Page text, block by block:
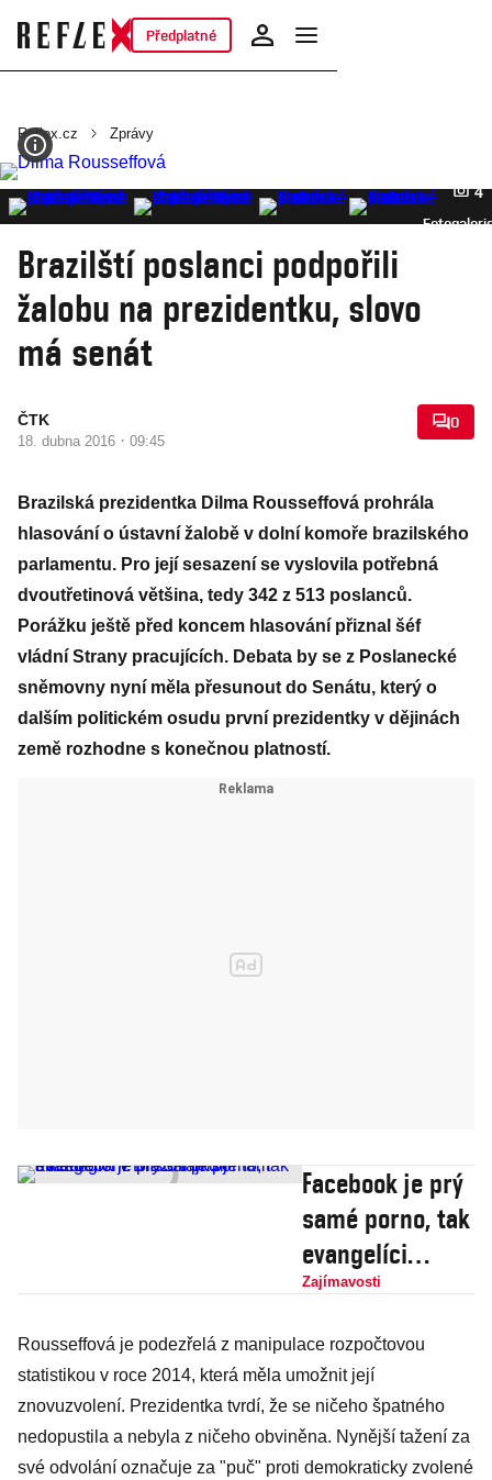
Předplatné
Reflex.cz Zprávy
4
Brazilští poslanci podpořili
žalobu na prezidentku, slovo
má senát
ČTK
18. dubna 2016 · 09:45
0
Brazilská prezidentka Dilma Rousseffová prohrála
hlasování o ústavní žalobě v dolní komoře brazilského
parlamentu. Pro její sesazení se vyslovila potřebná
dvoutřetinová většina, tedy 342 z 513 poslanců.
Porážku ještě před koncem hlasování přiznal šéf
vládní Strany pracujících. Debata by se z Poslanecké
sněmovny nyní měla přesunout do Senátu, který o
dalším politickém osudu první prezidentky v dějinách
země rozhodne s konečnou platností.
Facebook je prý
samé porno, tak
evangelíci
v Brazílii přišli
Místo lajků je
tam amen
Zajímavosti
Rousseffová je podezřelá z manipulace rozpočtovou
statistikou v roce 2014, která měla umožnit její
znovuzvolení. Prezidentka tvrdí, že se ničeho špatného
nedopustila a nebyla z ničeho obviněna. Nynější tažení za
své odvolání označuje za "puč" proti demokraticky zvolené